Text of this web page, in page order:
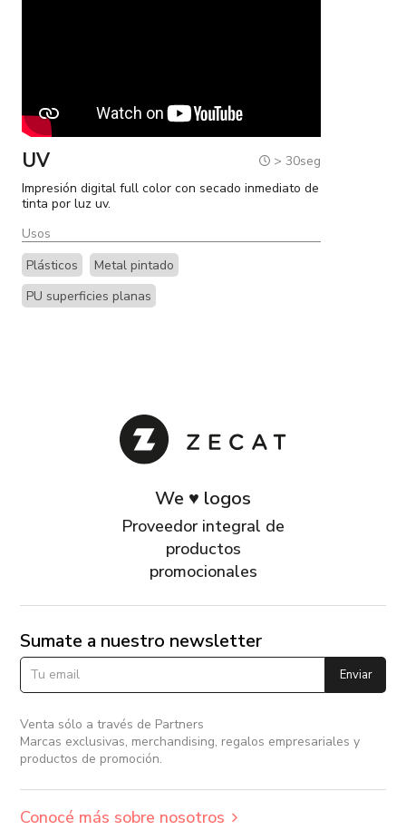
UV
> 30seg
Impresión digital full color con secado inmediato de
tinta por luz uv.
Usos
Plásticos
Metal pintado
PU superficies planas
We ♥ logos
Proveedor integral de
productos
promocionales
Sumate a nuestro newsletter
Enviar
Venta sólo a través de Partners
Marcas exclusivas, merchandising, regalos empresariales y
productos de promoción.
Conocé más sobre nosotros